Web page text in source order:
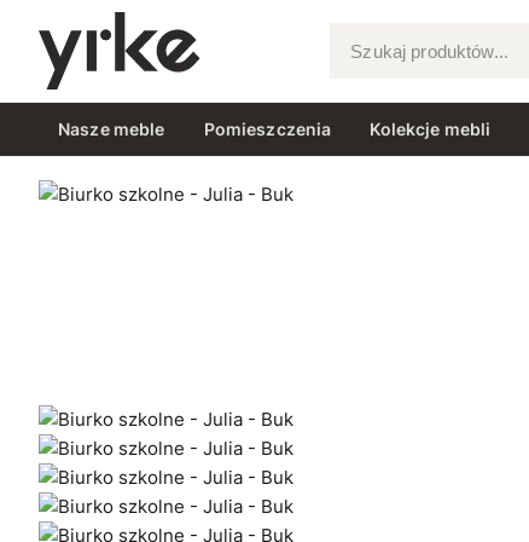
Szukaj produktów...
Nasze meble Pomieszczenia Kolekcje mebli